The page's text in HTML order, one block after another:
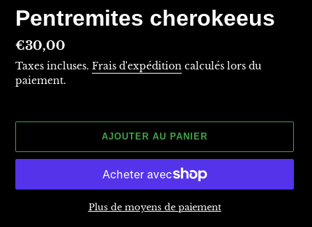
Pentremites cherokeeus
Prix
normal
€30,00
Taxes incluses. Frais d'expédition calculés lors du
paiement.
AJOUTER AU PANIER
Plus de moyens de paiement